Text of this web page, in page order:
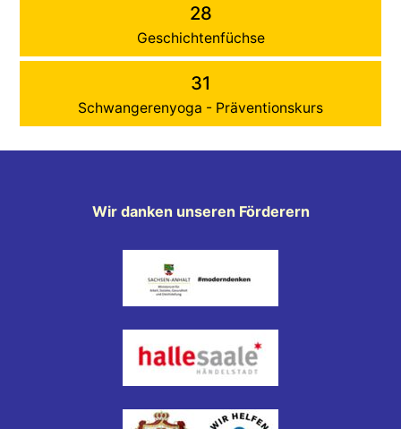
28
Geschichtenfüchse
31
Schwangerenyoga - Präventionskurs
Wir danken unseren Förderern